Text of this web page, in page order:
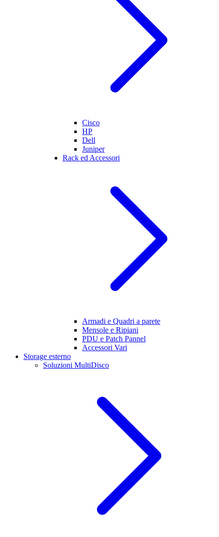
Cisco
HP
Dell
Juniper
Rack ed Accessori
Armadi e Quadri a parete
Mensole e Ripiani
PDU e Patch Pannel
Accessori Vari
Storage esterno
Soluzioni MultiDisco